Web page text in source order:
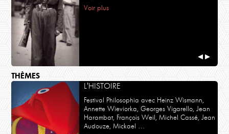
Voir plus
◀ ▶
THÈMES
L'HISTOIRE
Festival Philosophia avec Heinz Wismann,
Annette Wieviorka, Georges Vigarello, Jean
Harambat, François Weil, Michel Cassé, Jean
Audouze, Mickael …